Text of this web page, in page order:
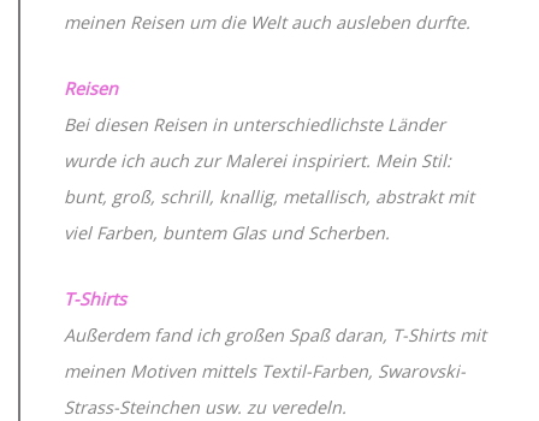
meinen Reisen um die Welt auch ausleben durfte.
Reisen
Bei diesen Reisen in unterschiedlichste Länder
wurde ich auch zur Malerei inspiriert. Mein Stil:
bunt, groß, schrill, knallig, metallisch, abstrakt mit
viel Farben, buntem Glas und Scherben.
T-Shirts
Außerdem fand ich großen Spaß daran, T-Shirts mit
meinen Motiven mittels Textil-Farben, Swarovski-
Strass-Steinchen usw. zu veredeln.